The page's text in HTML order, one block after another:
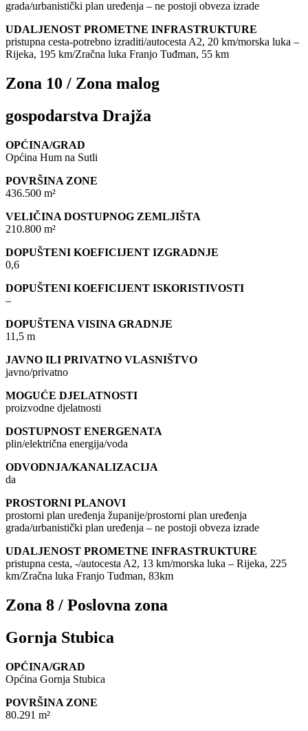
grada/urbanistički plan uređenja – ne postoji obveza izrade
UDALJENOST PROMETNE INFRASTRUKTURE
pristupna cesta-potrebno izraditi/autocesta A2, 20 km/morska luka –
Rijeka, 195 km/Zračna luka Franjo Tuđman, 55 km
Zona 10 / Zona malog
gospodarstva Drajža
OPĆINA/GRAD
Općina Hum na Sutli
POVRŠINA ZONE
436.500 m²
VELIČINA DOSTUPNOG ZEMLJIŠTA
210.800 m²
DOPUŠTENI KOEFICIJENT IZGRADNJE
0,6
DOPUŠTENI KOEFICIJENT ISKORISTIVOSTI
–
DOPUŠTENA VISINA GRADNJE
11,5 m
JAVNO ILI PRIVATNO VLASNIŠTVO
javno/privatno
MOGUĆE DJELATNOSTI
proizvodne djelatnosti
DOSTUPNOST ENERGENATA
plin/električna energija/voda
ODVODNJA/KANALIZACIJA
da
PROSTORNI PLANOVI
prostorni plan uređenja županije/prostorni plan uređenja
grada/urbanistički plan uređenja – ne postoji obveza izrade
UDALJENOST PROMETNE INFRASTRUKTURE
pristupna cesta, -/autocesta A2, 13 km/morska luka – Rijeka, 225
km/Zračna luka Franjo Tuđman, 83km
Zona 8 / Poslovna zona
Gornja Stubica
OPĆINA/GRAD
Općina Gornja Stubica
POVRŠINA ZONE
80.291 m²